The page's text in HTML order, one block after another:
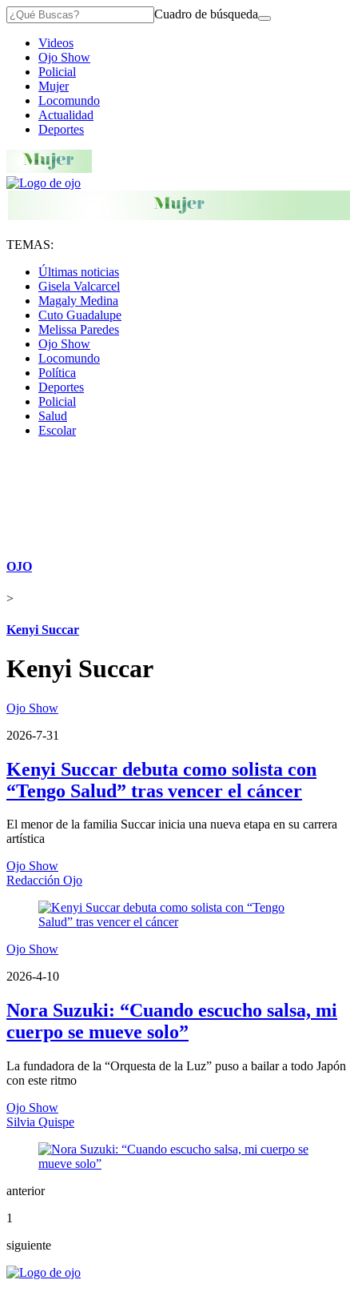
Cuadro de búsqueda
Videos
Ojo Show
Policial
Mujer
Locomundo
Actualidad
Deportes
TEMAS:
Últimas noticias
Gisela Valcarcel
Magaly Medina
Cuto Guadalupe
Melissa Paredes
Ojo Show
Locomundo
Política
Deportes
Policial
Salud
Escolar
OJO
>
Kenyi Succar
Kenyi Succar
Ojo Show
2026-7-31
Kenyi Succar debuta como solista con
“Tengo Salud” tras vencer el cáncer
El menor de la familia Succar inicia una nueva etapa en su carrera
artística
Ojo Show
Redacción Ojo
Ojo Show
2026-4-10
Nora Suzuki: “Cuando escucho salsa, mi
cuerpo se mueve solo”
La fundadora de la “Orquesta de la Luz” puso a bailar a todo Japón
con este ritmo
Ojo Show
Silvia Quispe
anterior
1
siguiente